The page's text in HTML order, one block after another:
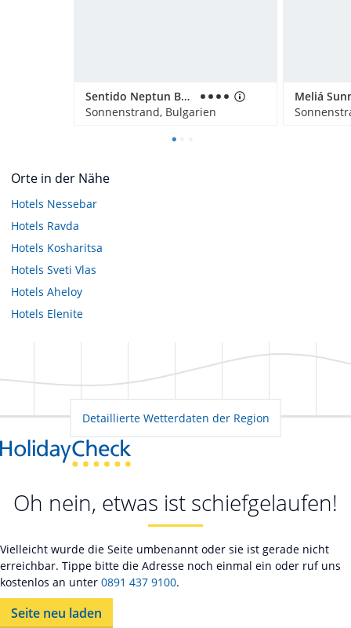
Sentido Neptun Beach
Sonnenstrand, Bulgarien
Meliá
Orte in der Nähe
Hotels Nessebar
Hotels Ravda
Hotels Kosharitsa
Hotels Sveti Vlas
Hotels Aheloy
Hotels Elenite
Detaillierte Wetterdaten der Region
Oh nein, etwas ist schiefgelaufen!
Vielleicht wurde die Seite umbenannt oder sie ist gerade nicht
erreichbar. Tippe bitte die Adresse noch einmal ein oder ruf uns
kostenlos an unter 0891 437 9100.
Seite neu laden